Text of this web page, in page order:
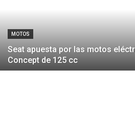
MOTOS
Seat apuesta por las motos
Concept de 125 cc